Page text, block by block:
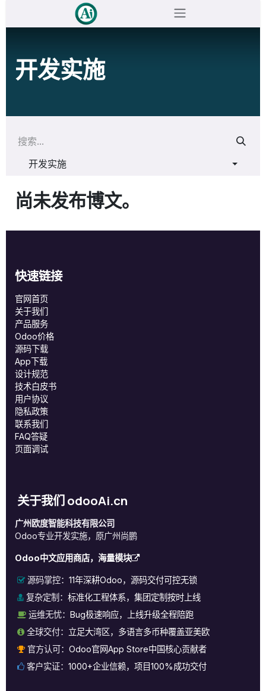
开发实施
开发实施
尚未发布博文。
快速链接
官网首页
关于我们
产品服务
Odoo价格
源码下载
App下载
设计规范
技术白皮书
用户协议
‎隐私政策‎
联系我们
FAQ答疑
页面调试
关于我们 odooAi.cn
广州欧度智能科技有限公司
Odoo专业开发实施，原广州尚鹏
Odoo中文应用商店，海量模块
源码掌控： 11年深耕Odoo，源码交付可控无锁
复杂定制： 标准化工程体系，集团定制按时上线
运维无忧：
Bug极速响应，上线升级全程陪跑
全球交付： 立足大湾区，多语言多币种覆盖亚美欧
官方认可： Odoo官网App Store中国核心贡献者
客户实证： 1000+企业信赖，项目100%成功交付